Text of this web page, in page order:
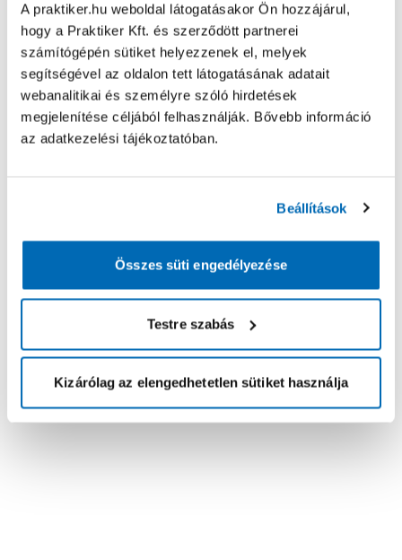
A praktiker.hu weboldal látogatásakor Ön hozzájárul,
hogy a Praktiker Kft. és szerződött partnerei
számítógépén sütiket helyezzenek el, melyek
segítségével az oldalon tett látogatásának adatait
webanalitikai és személyre szóló hirdetések
megjelenítése céljából felhasználják. Bővebb információ
az adatkezelési tájékoztatóban.
Beállítások
Összes süti engedélyezése
Testre szabás
Kizárólag az elengedhetetlen sütiket használja
Oldal újratöltése